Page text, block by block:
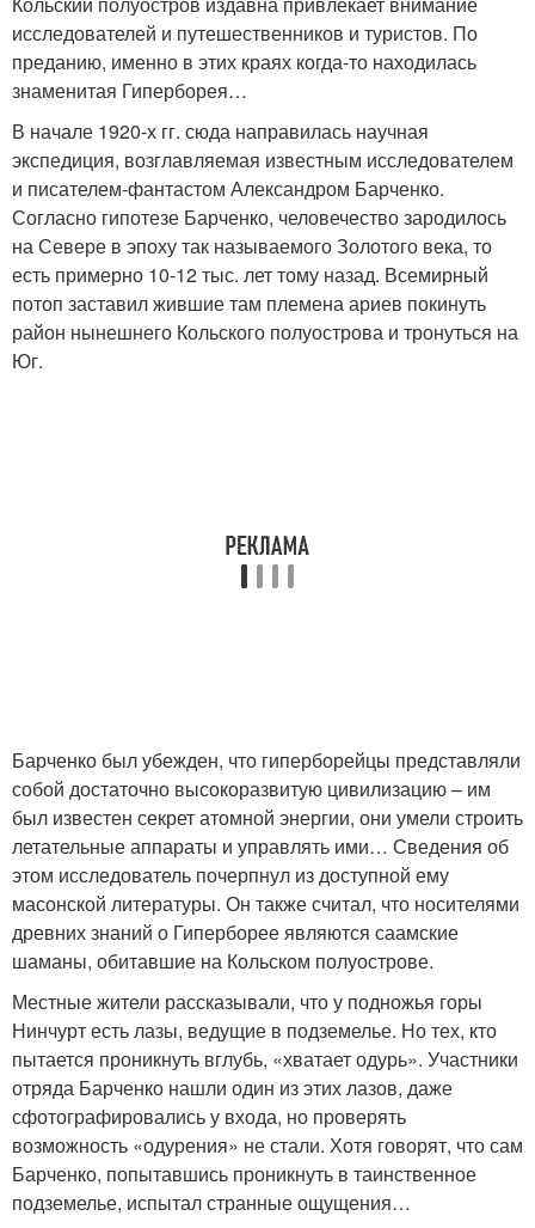
исследователей и путешественников и туристов. По
преданию, именно в этих краях когда-то находилась
знаменитая Гиперборея…
В начале 1920-х гг. сюда направилась научная
экспедиция, возглавляемая известным исследователем
и писателем-фантастом Александром Барченко.
Согласно гипотезе Барченко, человечество зародилось
на Севере в эпоху так называемого Золотого века, то
есть примерно 10-12 тыс. лет тому назад. Всемирный
потоп заставил жившие там племена ариев покинуть
район нынешнего Кольского полуострова и тронуться на
Юг.
Барченко был убежден, что гиперборейцы представляли
собой достаточно высокоразвитую цивилизацию – им
был известен секрет атомной энергии, они умели строить
летательные аппараты и управлять ими… Сведения об
этом исследователь почерпнул из доступной ему
масонской литературы. Он также считал, что носителями
древних знаний о Гиперборее являются саамские
шаманы, обитавшие на Кольском полуострове.
Местные жители рассказывали, что у подножья горы
Нинчурт есть лазы, ведущие в подземелье. Но тех, кто
пытается проникнуть вглубь, «хватает одурь». Участники
отряда Барченко нашли один из этих лазов, даже
сфотографировались у входа, но проверять
возможность «одурения» не стали. Хотя говорят, что сам
Барченко, попытавшись проникнуть в таинственное
подземелье, испытал странные ощущения…